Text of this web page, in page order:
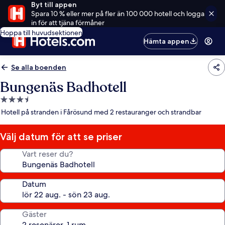
Byt till appen
Spara 10 % eller mer på fler än 100 000 hotell och logga
in för att tjäna förmåner
Hoppa till huvudsektionen
Hämta appen
Se alla boenden
Bungenäs Badhotell
3.5-
stjärnigt
Hotell på stranden i Fårösund med 2 restauranger och strandbar
Välj datum för att se priser
Vart reser du?
Datum
Gäster